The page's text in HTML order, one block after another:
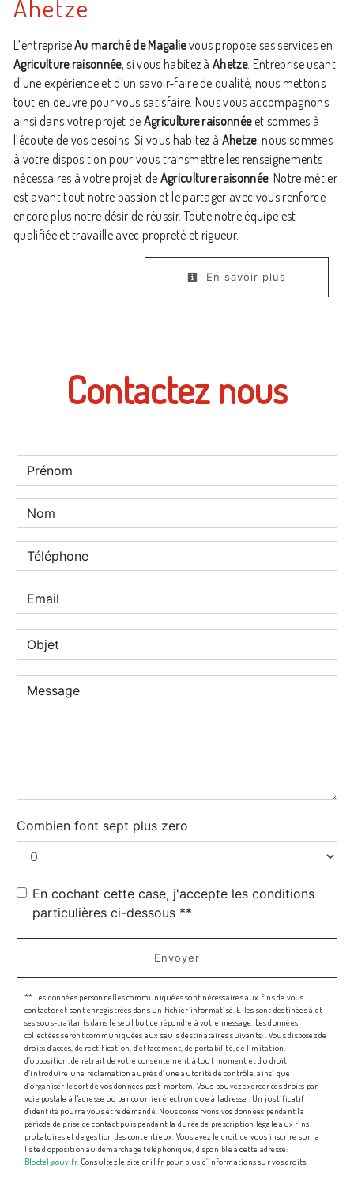
Ahetze
L’entrepriseAu marché de Magalievous propose ses services en
Agriculture raisonnée, si vous habitez àAhetze. Entreprise usant
d’une expérience et d’un savoir-faire de qualité, nous mettons
tout en oeuvre pour vous satisfaire. Nous vous accompagnons
ainsi dans votre projet de Agriculture raisonnéeet sommes à
l’écoute de vos besoins. Si vous habitez à Ahetze, nous sommes
à votre disposition pour vous transmettre les renseignements
nécessaires à votre projet de Agriculture raisonnée. Notre métier
est avant tout notre passion et le partager avec vous renforce
encore plus notre désir de réussir. Toute notre équipe est
qualifiée et travaille avec propreté et rigueur.
En savoir plus
Contactez nous
Combien font sept plus zero
En cochant cette case, j'accepte les conditions
particulières ci-dessous **
Envoyer
** Les données personnelles communiquées sont nécessaires aux fins de vous
contacter et sont enregistrées dans un fichier informatisé. Elles sont destinées à et
ses sous-traitants dans le seul but de répondre à votre message. Les données
collectées seront communiquées aux seuls destinataires suivants: . Vous disposez de
droits d’accès, de rectification, d’effacement, de portabilité, de limitation,
d’opposition, de retrait de votre consentement à tout moment et du droit
d’introduire une réclamation auprès d’une autorité de contrôle, ainsi que
d’organiser le sort de vos données post-mortem. Vous pouvez exercer ces droits par
voie postale à l'adresse ou par courrier électronique à l'adresse . Un justificatif
d'identité pourra vous être demandé. Nous conservons vos données pendant la
période de prise de contact puis pendant la durée de prescription légale aux fins
probatoires et de gestion des contentieux. Vous avez le droit de vous inscrire sur la
liste d'opposition au démarchage téléphonique, disponible à cette adresse:
Bloctel.gouv.fr. Consultez le site cnil.fr pour plus d’informations sur vos droits.